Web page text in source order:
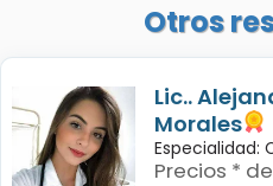
Otros
Lic..
Morales
Especialidad:
Precios *